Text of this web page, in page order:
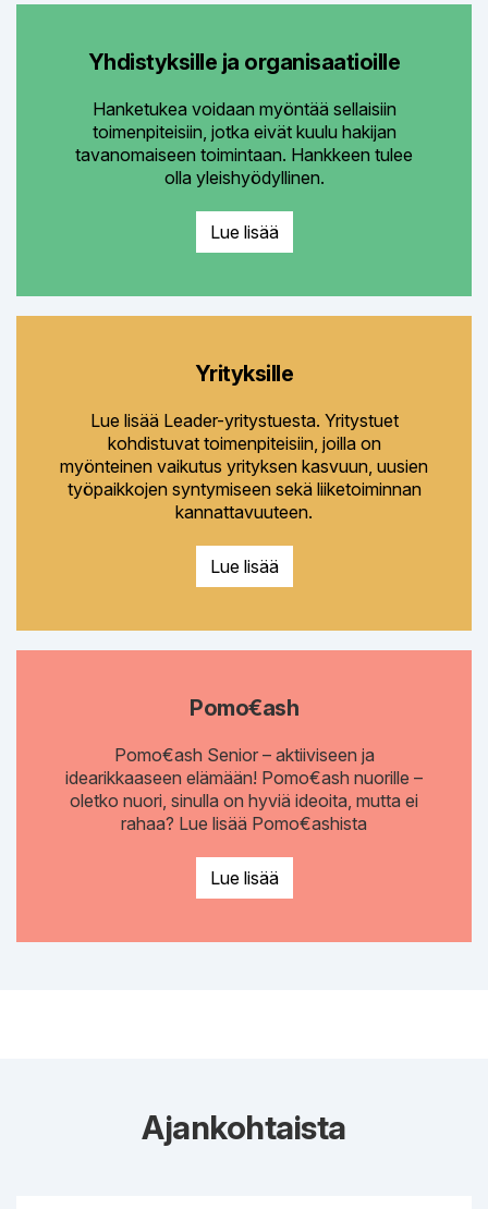
Yhdistyksille ja organisaatioille
Hanketukea voidaan myöntää sellaisiin
toimenpiteisiin, jotka eivät kuulu hakijan
tavanomaiseen toimintaan. Hankkeen tulee
olla yleishyödyllinen.
Lue lisää
Yrityksille
Lue lisää Leader-yritystuesta. Yritystuet
kohdistuvat toimenpiteisiin, joilla on
myönteinen vaikutus yrityksen kasvuun, uusien
työpaikkojen syntymiseen sekä liiketoiminnan
kannattavuuteen.
Lue lisää
Pomo€ash
Pomo€ash Senior – aktiiviseen ja
idearikkaaseen elämään! Pomo€ash nuorille –
oletko nuori, sinulla on hyviä ideoita, mutta ei
rahaa? Lue lisää Pomo€ashista
Lue lisää
Ajankohtaista